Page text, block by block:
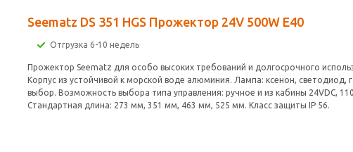
Seematz DS 351 HGS Прожектор 24V 500W E40
Отгрузка 6-10 недель
Прожектор Seematz для особо высоких требований и долгосрочного
Корпус из устойчивой к морской воде алюминия. Лампа: ксенон, светодиод,
выбор. Возможность выбора типа управления: ручное и из кабины 24VDC,
Стандартная длина: 273 мм, 351 мм, 463 мм, 525 мм. Класс защиты IP 56.